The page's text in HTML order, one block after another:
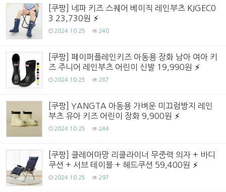
[쿠팡] 네파 키즈 스퀘어 베이직 레인부츠 KJGEC0
3 23,730원
2024.10.25 240
[쿠팡] 페이퍼플레인키즈 아동용 장화 남아 여아 키
즈 주니어 레인부츠 어린이 신발 19,990원
2024.10.25 287
[쿠팡] YANGTA 아동용 가벼운 미끄럼방지 레인
부츠 유아 키즈 어린이 장화 9,900원
2024.10.25 244
[쿠팡] 클레어마망 리클라이너 무중력 의자 + 바디
쿠션 + 서브 테이블 + 헤드쿠션 59,400원
2024.10.25 297